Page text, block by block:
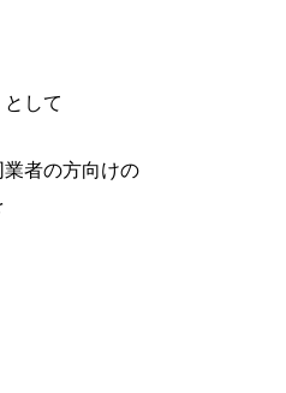
して
者の方向けの